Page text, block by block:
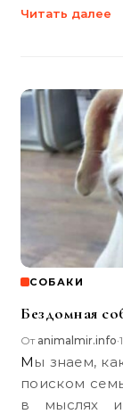
Читать далее
СОБАКИ
Бездомная
От animalmir.info•
Мы знаем, как приюты испытывают трудности с
поиском
в мыслях